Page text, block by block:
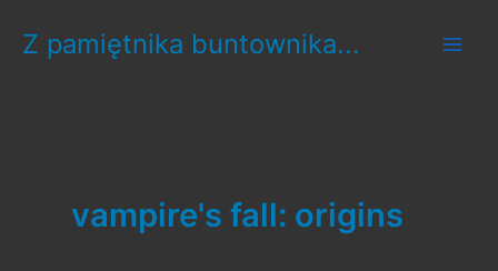
content
Z pamiętnika buntownika...
vampire's fall: origins